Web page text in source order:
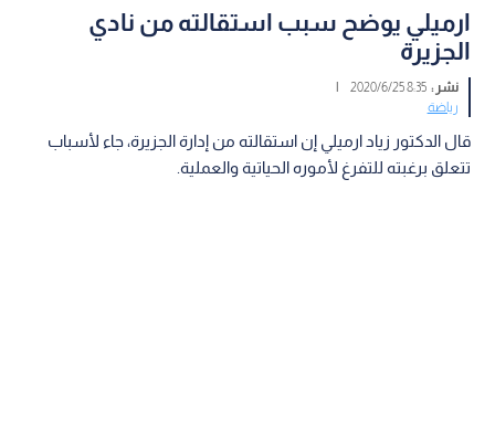
ارميلي يوضح سبب استقالته من نادي
الجزيرة
نشر :8:35 2020/6/25
|
رياضة
قال الدكتور زياد ارميلي إن استقالته من إدارة الجزيرة، جاء لأسباب
تتعلق برغبته للتفرغ لأموره الحياتية والعملية.